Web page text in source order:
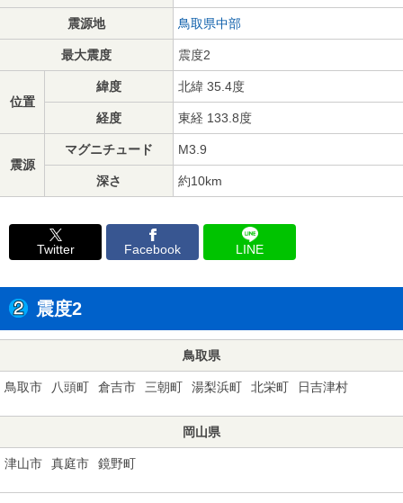
震源地 鳥取県中部
最大震度 震度2
位置
緯度 北緯 35.4度
経度 東経 133.8度
震源
マグニチュード M3.9
深さ 約10km
Twitter Facebook LINE
震度2
鳥取県
鳥取市 八頭町 倉吉市 三朝町 湯梨浜町 北栄町 日吉津村
岡山県
津山市 真庭市 鏡野町